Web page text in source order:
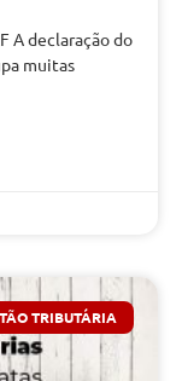
A declaração do
muitas
TRIBUTÁRIA